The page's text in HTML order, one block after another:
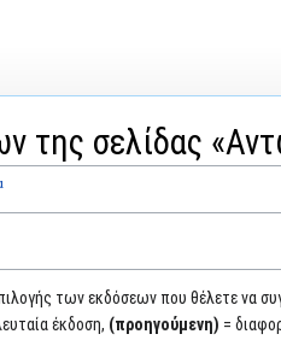
της σελίδας
των εκδόσεων που θέλετε να
έκδοση, (προηγούμενη) =